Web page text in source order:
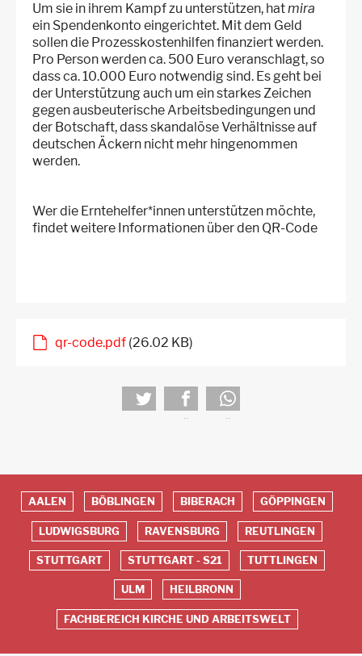
Um sie in ihrem Kampf zu unterstützen, hatmira
ein Spendenkonto eingerichtet. Mit dem Geld
sollen die Prozesskostenhilfen finanziert werden.
Pro Person werden ca. 500 Euro veranschlagt, so
dass ca. 10.000 Euro notwendig sind. Es geht bei
der Unterstützung auch um ein starkes Zeichen
gegen ausbeuterische Arbeitsbedingungen und
der Botschaft, dass skandalöse Verhältnisse auf
deutschen Äckern nicht mehr hingenommen
werden.
Wer die Erntehelfer*innen unterstützen möchte,
findet weitere Informationen über den QR-Code
qr-code.pdf (26.02 KB)
teilen teilen
Red
Footer
AALEN BÖBLINGEN BIBERACH GÖPPINGEN
LUDWIGSBURG RAVENSBURG REUTLINGEN
STUTTGART STUTTGART - S21 TUTTLINGEN
ULM HEILBRONN
FACHBEREICH KIRCHE UND ARBEITSWELT